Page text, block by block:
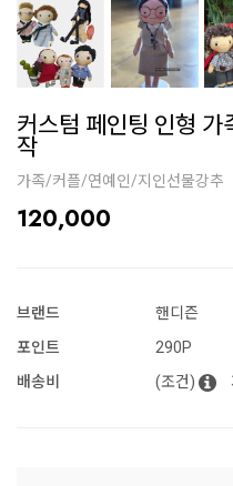
커스텀 페인팅 인형
작
가족/커플/연예인/지인선물강추
120,000
브랜드
핸디즌
포인트
290P
배송비
(조건)